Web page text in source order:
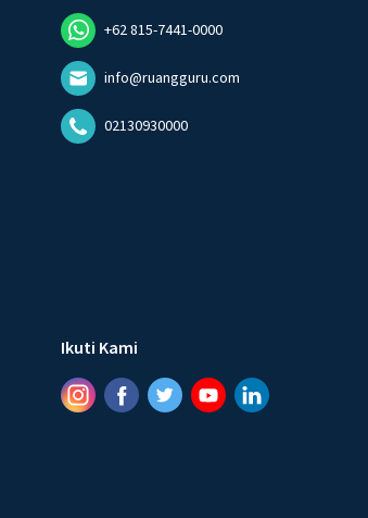
+62 815-7441-0000
info@ruangguru.com
02130930000
Ikuti Kami